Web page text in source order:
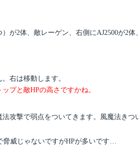
が2体、敵レーゲン、右側にAJ2500が2体
右は移動します。
プと敵HPの高さですかね。
法攻撃で弱点をついてきます。風魔法きつ
脅威じゃないですがHPが多いです…